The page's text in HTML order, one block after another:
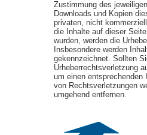
Zustimmung des
Downloads und Kopien
privaten, nicht
die Inhalte auf dieser
wurden, werden die
Insbesondere werden
gekennzeichnet. Sollten
Urheberrechtsverletzung
um einen entsprechenden
von Rechtsverletzungen
umgehend entfernen.